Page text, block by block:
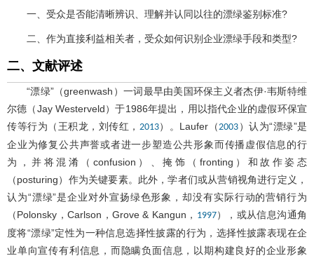
一、受众是否能清晰辨识、理解并认同以往的漂绿鉴别标准?
二、作为直接利益相关者，受众如何识别企业漂绿手段和类型?
二、文献评述
“漂绿”（greenwash）一词最早由美国环保主义者杰伊·韦斯特维
尔德（Jay Westerveld）于1986年提出，用以指代企业的虚假环保宣
传等行为（王积龙，刘传红， 2013）。Laufer（2003 ）认为“漂绿”是
企业为修复公共声誉或者进一步塑造公共形象而传播虚假信息的行
为，并将混淆（confusion）、掩饰（fronting）和故作姿态
（posturing）作为关键要素。此外，学者们或从营销视角进行定义，
认为“漂绿”是企业对外宣扬绿色形象，却没有实际行动的营销行为
（Polonsky，Carlson，Grove & Kangun， 1997），或从信息沟通角
度将“漂绿”定性为一种信息选择性披露的行为，选择性披露表现在企
业单向宣传有利信息，而隐瞒负面信息，以期构建良好的企业形象